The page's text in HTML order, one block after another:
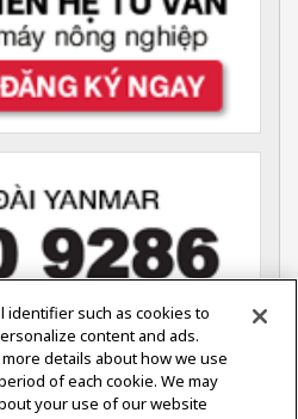
identifier such as cookies to
content and ads.
details about how we use
of each cookie. We may
your use of our website